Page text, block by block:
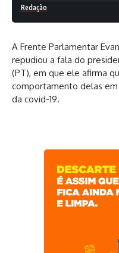
Redação
A Frente Parlamentar
repudiou a fala do
(PT), em que ele afirma
comportamento delas em
da covid-19.